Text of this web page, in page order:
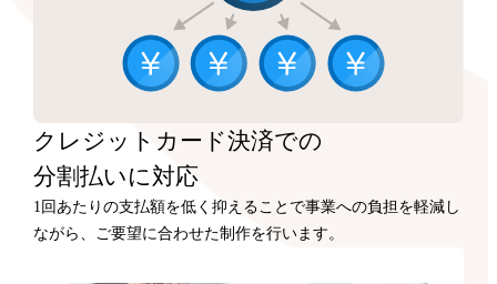
クレジットカード決済での
分割払いに対応
1回あたりの支払額を低く抑えることで事業への負担を軽減し
ながら、ご要望に合わせた制作を行います。